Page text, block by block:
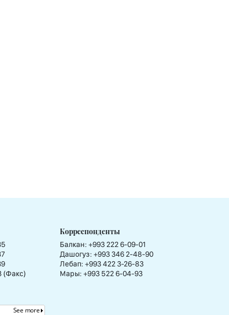
(Факс)
Корреспонденты
Балкан: +993 222 6-09-01
Дашогуз: +993 346 2-48-90
Лебап: +993 422 3-26-83
Мары: +993 522 6-04-93